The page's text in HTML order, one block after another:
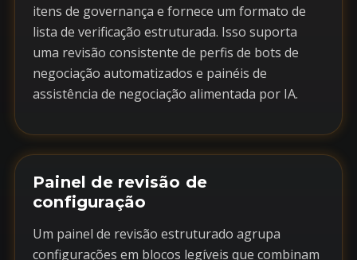
itens de governança e fornece um formato de
lista de verificação estruturada. Isso suporta
uma revisão consistente de perfis de bots de
negociação automatizados e painéis de
assistência de negociação alimentada por IA.
Painel de revisão de
configuração
Um painel de revisão estruturado agrupa
configurações em blocos legíveis que combinam